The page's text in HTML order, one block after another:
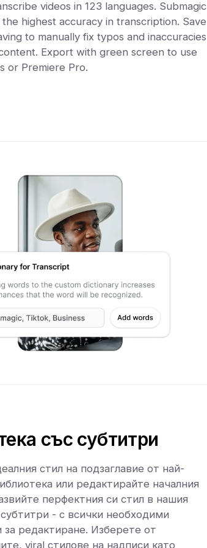
videos in 123 languages. Submagic
highest accuracy in transcription. Save
to manually fix typos and inaccuracies
Export with green screen to use
or Premiere Pro.
със субтитри
стил на подзаглавие от най-
или редактирайте началния
перфектния си стил в нашия
- с всички необходими
за редактиране. Изберете от
viral стилове на надписи като